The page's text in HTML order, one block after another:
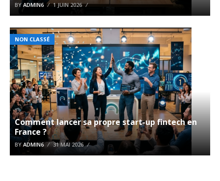
BY ADMIN6 1 JUIN 2026
NON CLASSÉ
Comment lancer sa propre start-up fintech en
France ?
BYADMIN6 31 MAI 2026